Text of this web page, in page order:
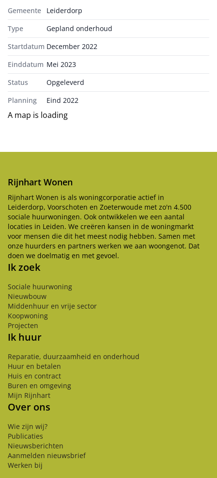
Gemeente
Leiderdorp
Type
Gepland onderhoud
Startdatum December 2022
Einddatum Mei 2023
Status
Opgeleverd
Planning
Eind 2022
A map is loading
Rijnhart Wonen
Rijnhart Wonen is als woningcorporatie actief in
Leiderdorp, Voorschoten en Zoeterwoude met zo'n 4.500
sociale huurwoningen. Ook ontwikkelen we een aantal
locaties in Leiden. We creëren kansen in de woningmarkt
voor mensen die dit het meest nodig hebben. Samen met
onze huurders en partners werken we aan woongenot. Dat
doen we doelmatig en met gevoel.
Ik zoek
Sociale huurwoning
Nieuwbouw
Middenhuur en vrije sector
Koopwoning
Projecten
Ik huur
Reparatie, duurzaamheid en onderhoud
Huur en betalen
Huis en contract
Buren en omgeving
Mijn Rijnhart
Over ons
Wie zijn wij?
Publicaties
Nieuwsberichten
Aanmelden nieuwsbrief
Werken bij